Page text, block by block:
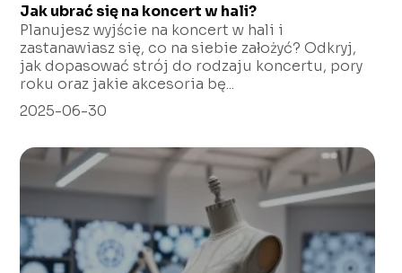
Jak ubrać się na koncert w hali?
Planujesz wyjście na koncert w hali i
zastanawiasz się, co na siebie założyć? Odkryj,
jak dopasować strój do rodzaju koncertu, pory
roku oraz jakie akcesoria bę...
2025-06-30